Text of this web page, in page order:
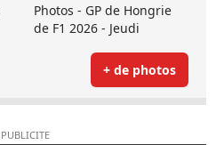
Photos - GP de Hongrie
de F1 2026 - Jeudi
+ de photos